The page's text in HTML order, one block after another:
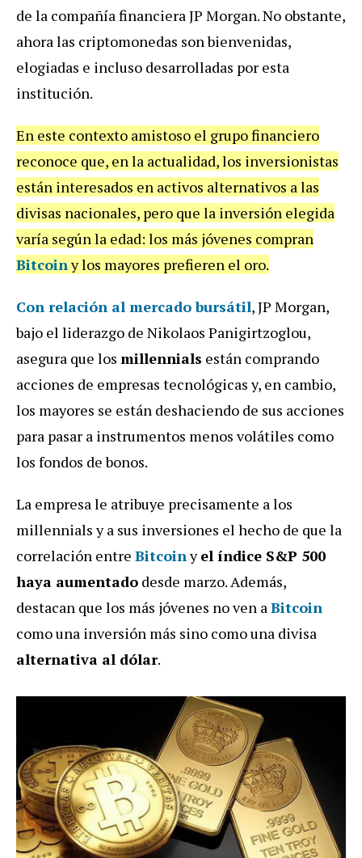
de la compañía financiera JP Morgan. No obstante,
ahora las criptomonedas son bienvenidas,
elogiadas e incluso desarrolladas por esta
institución.
En este contexto amistoso el grupo financiero
reconoce que, en la actualidad, los inversionistas
están interesados en activos alternativos a las
divisas nacionales, pero que la inversión elegida
varía según la edad: los más jóvenes compran
Bitcoiny los mayores prefieren el oro.
Con relación al mercado bursátil, JP Morgan,
bajo el liderazgo de Nikolaos Panigirtzoglou,
asegura que los millennials están comprando
acciones de empresas tecnológicas y, en cambio,
los mayores se están deshaciendo de sus acciones
para pasar a instrumentos menos volátiles como
los fondos de bonos.
La empresa le atribuye precisamente a los
millennials y a sus inversiones el hecho de que la
correlación entre Bitcoinyel índice S&P 500
haya aumentado desde marzo. Además,
destacan que los más jóvenes no ven aBitcoin
como una inversión más sino como una divisa
alternativa al dólar.